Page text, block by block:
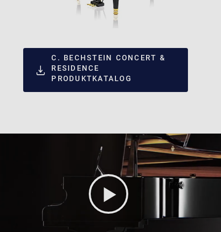
C. BECHSTEIN CONCERT &
RESIDENCE
PRODUKTKATALOG